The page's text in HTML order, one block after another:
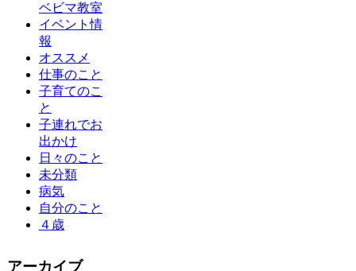
ベビマ教室
イベント情
報
オススメ
仕事のこと
子育てのこ
と
子連れでお
出かけ
日々のこと
未分類
病気
自分のこと
４歳
アーカイブ